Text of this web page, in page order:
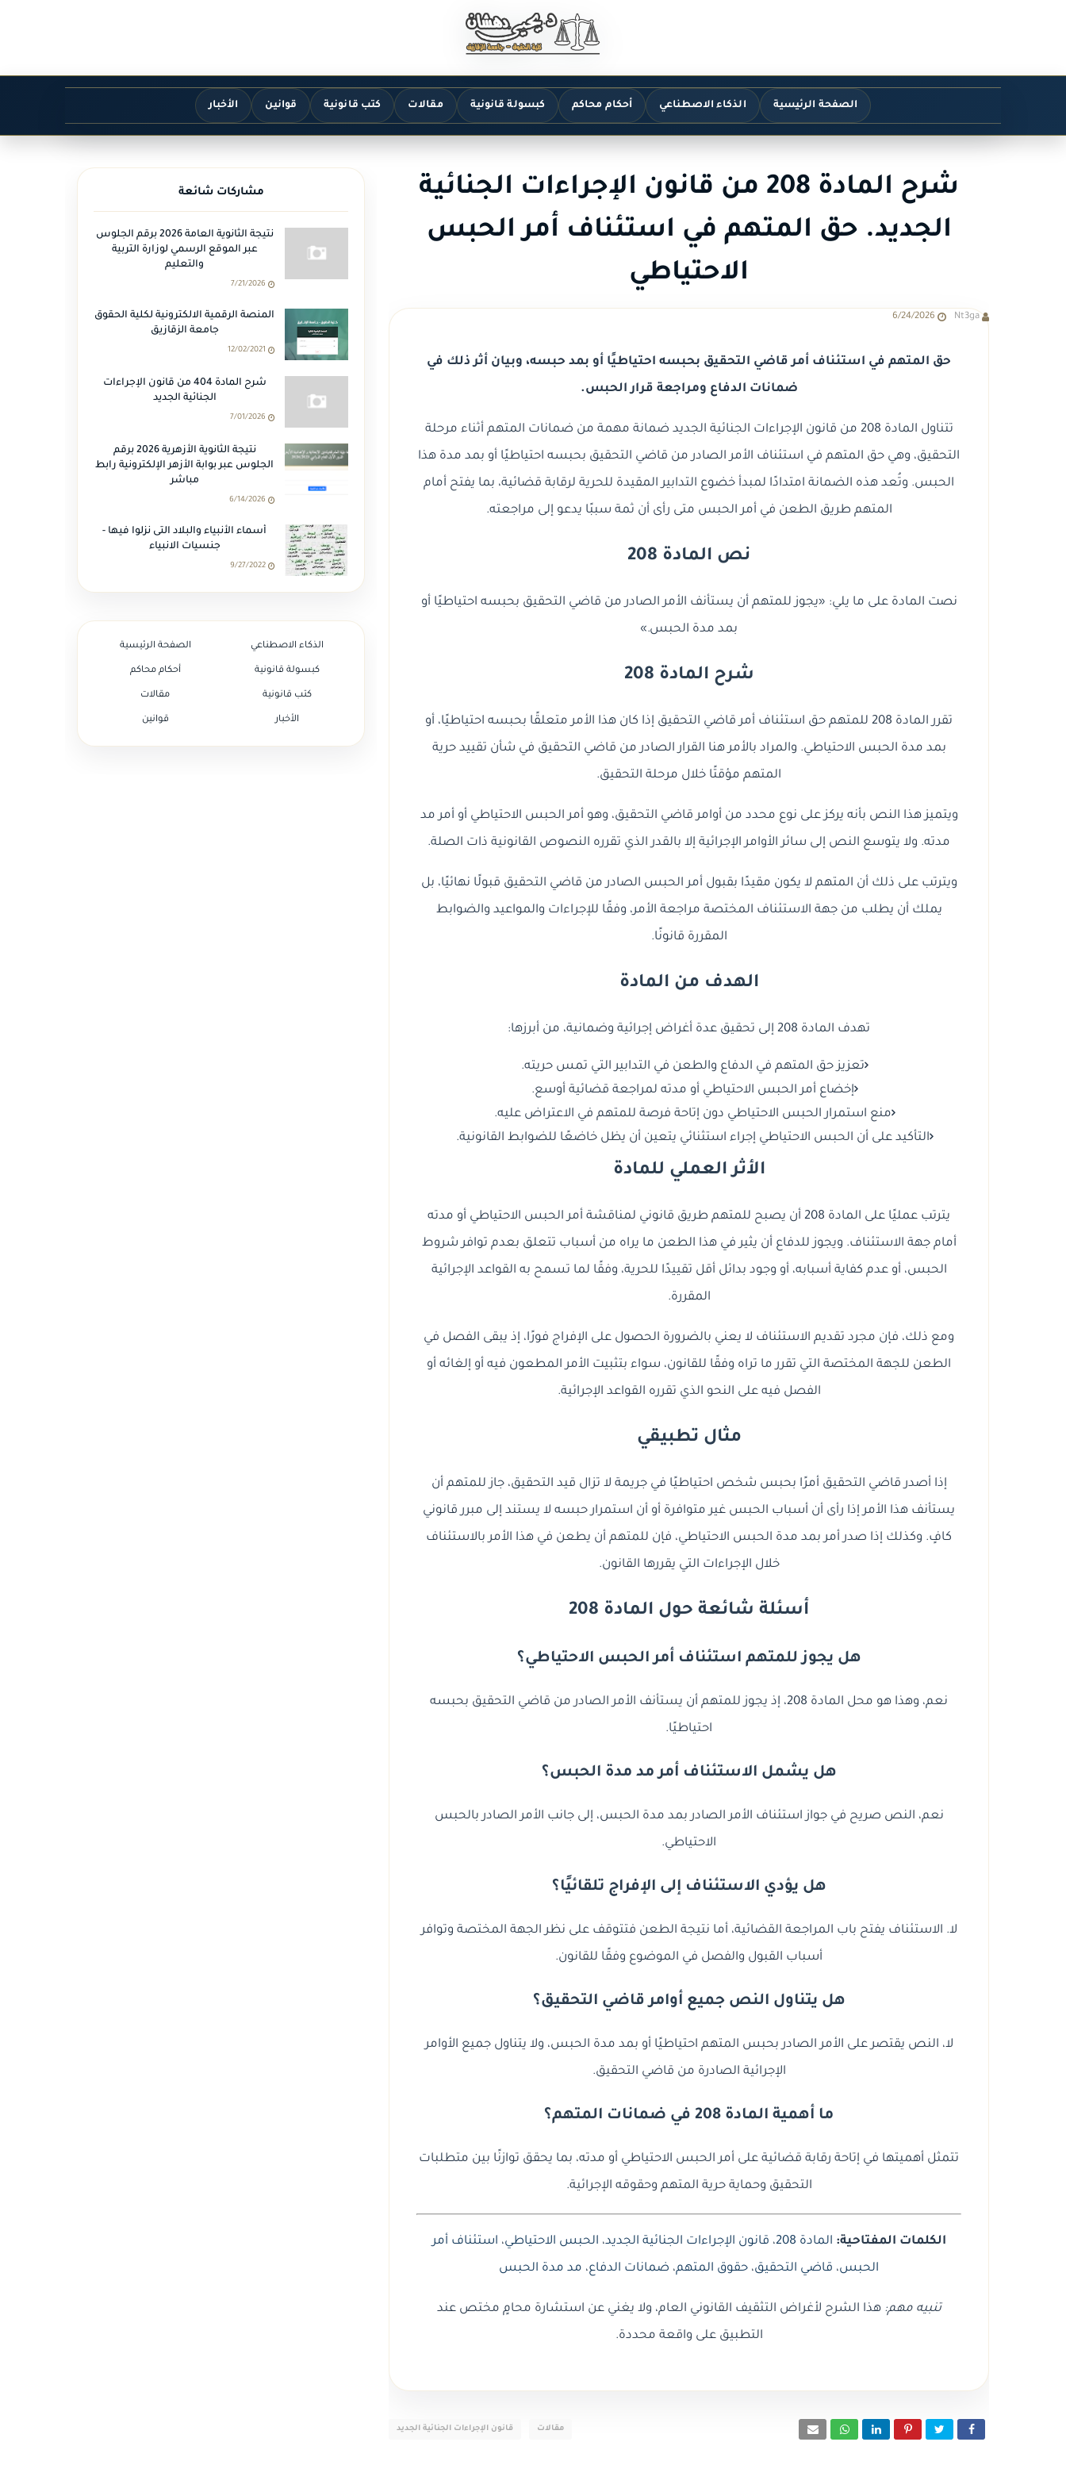
الصفحة الرئيسية الذكاء الاصطناعي أحكام محاكم كبسولة قانونية مقالات كتب قانونية قوانين الأخبار
شرح المادة 208 من قانون الإجراءات الجنائية
الجديد. حق المتهم في استئناف أمر الحبس
الاحتياطي
Nt3ga
6/24/2026
حق المتهم في استئناف أمر قاضي التحقيق بحبسه احتياطيًا أو بمد حبسه، وبيان أثر ذلك في
ضمانات الدفاع ومراجعة قرار الحبس.
تتناول المادة 208 من قانون الإجراءات الجنائية الجديد ضمانة مهمة من ضمانات المتهم أثناء مرحلة
التحقيق، وهي حق المتهم في استئناف الأمر الصادر من قاضي التحقيق بحبسه احتياطيًا أو بمد مدة هذا
الحبس. وتُعد هذه الضمانة امتدادًا لمبدأ خضوع التدابير المقيدة للحرية لرقابة قضائية، بما يفتح أمام
المتهم طريق الطعن في أمر الحبس متى رأى أن ثمة سببًا يدعو إلى مراجعته.
نص المادة 208
نصت المادة على ما يلي: «يجوز للمتهم أن يستأنف الأمر الصادر من قاضي التحقيق بحبسه احتياطيًا أو
بمد مدة الحبس.»
شرح المادة 208
تقرر المادة 208 للمتهم حق استئناف أمر قاضي التحقيق إذا كان هذا الأمر متعلقًا بحبسه احتياطيًا، أو
بمد مدة الحبس الاحتياطي. والمراد بالأمر هنا القرار الصادر من قاضي التحقيق في شأن تقييد حرية
المتهم مؤقتًا خلال مرحلة التحقيق.
ويتميز هذا النص بأنه يركز على نوع محدد من أوامر قاضي التحقيق، وهو أمر الحبس الاحتياطي أو أمر مد
مدته. ولا يتوسع النص إلى سائر الأوامر الإجرائية إلا بالقدر الذي تقرره النصوص القانونية ذات الصلة.
ويترتب على ذلك أن المتهم لا يكون مقيدًا بقبول أمر الحبس الصادر من قاضي التحقيق قبولًا نهائيًا، بل
يملك أن يطلب من جهة الاستئناف المختصة مراجعة الأمر، وفقًا للإجراءات والمواعيد والضوابط
المقررة قانونًا.
الهدف من المادة
تهدف المادة 208 إلى تحقيق عدة أغراض إجرائية وضمانية، من أبرزها:
تعزيز حق المتهم في الدفاع والطعن في التدابير التي تمس حريته.
إخضاع أمر الحبس الاحتياطي أو مدته لمراجعة قضائية أوسع.
منع استمرار الحبس الاحتياطي دون إتاحة فرصة للمتهم في الاعتراض عليه.
التأكيد على أن الحبس الاحتياطي إجراء استثنائي يتعين أن يظل خاضعًا للضوابط القانونية.
الأثر العملي للمادة
يترتب عمليًا على المادة 208 أن يصبح للمتهم طريق قانوني لمناقشة أمر الحبس الاحتياطي أو مدته
أمام جهة الاستئناف. ويجوز للدفاع أن يثير في هذا الطعن ما يراه من أسباب تتعلق بعدم توافر شروط
الحبس، أو عدم كفاية أسبابه، أو وجود بدائل أقل تقييدًا للحرية، وفقًا لما تسمح به القواعد الإجرائية
المقررة.
ومع ذلك، فإن مجرد تقديم الاستئناف لا يعني بالضرورة الحصول على الإفراج فورًا، إذ يبقى الفصل في
الطعن للجهة المختصة التي تقرر ما تراه وفقًا للقانون، سواء بتثبيت الأمر المطعون فيه أو إلغائه أو
الفصل فيه على النحو الذي تقرره القواعد الإجرائية.
مثال تطبيقي
إذا أصدر قاضي التحقيق أمرًا بحبس شخص احتياطيًا في جريمة لا تزال قيد التحقيق، جاز للمتهم أن
يستأنف هذا الأمر إذا رأى أن أسباب الحبس غير متوافرة أو أن استمرار حبسه لا يستند إلى مبرر قانوني
كافٍ. وكذلك إذا صدر أمر بمد مدة الحبس الاحتياطي، فإن للمتهم أن يطعن في هذا الأمر بالاستئناف
خلال الإجراءات التي يقررها القانون.
أسئلة شائعة حول المادة 208
هل يجوز للمتهم استئناف أمر الحبس الاحتياطي؟
نعم، وهذا هو محل المادة 208، إذ يجوز للمتهم أن يستأنف الأمر الصادر من قاضي التحقيق بحبسه
احتياطيًا.
هل يشمل الاستئناف أمر مد مدة الحبس؟
نعم، النص صريح في جواز استئناف الأمر الصادر بمد مدة الحبس، إلى جانب الأمر الصادر بالحبس
الاحتياطي.
هل يؤدي الاستئناف إلى الإفراج تلقائيًا؟
لا. الاستئناف يفتح باب المراجعة القضائية، أما نتيجة الطعن فتتوقف على نظر الجهة المختصة وتوافر
أسباب القبول والفصل في الموضوع وفقًا للقانون.
هل يتناول النص جميع أوامر قاضي التحقيق؟
لا، النص يقتصر على الأمر الصادر بحبس المتهم احتياطيًا أو بمد مدة الحبس، ولا يتناول جميع الأوامر
الإجرائية الصادرة من قاضي التحقيق.
ما أهمية المادة 208 في ضمانات المتهم؟
تتمثل أهميتها في إتاحة رقابة قضائية على أمر الحبس الاحتياطي أو مدته، بما يحقق توازنًا بين متطلبات
التحقيق وحماية حرية المتهم وحقوقه الإجرائية.
الكلمات المفتاحية: المادة 208 ، قانون الإجراءات الجنائية الجديد، الحبس الاحتياطي، استئناف أمر
الحبس، قاضي التحقيق، حقوق المتهم، ضمانات الدفاع، مد مدة الحبس
تنبيه مهم: هذا الشرح لأغراض التثقيف القانوني العام، ولا يغني عن استشارة محامٍ مختص عند
التطبيق على واقعة محددة.
قانون الإجراءات الجنائية الجديد مقالات
مشاركات شائعة
نتيجة الثانوية العامة 2026 برقم الجلوس
عبر الموقع الرسمي لوزارة التربية
والتعليم
7/21/2026
المنصة الرقمية الالكترونية لكلية الحقوق
جامعة الزقازيق
12/02/2021
شرح المادة 404 من قانون الإجراءات
الجنائية الجديد
7/01/2026
نتيجة الثانوية الأزهرية 2026 برقم
الجلوس عبر بوابة الأزهر الإلكترونية رابط
مباشر
6/14/2026
أسماء الأنبياء والبلاد التى نزلوا فيها -
جنسيات الانبياء
9/27/2022
الصفحة الرئيسية الذكاء الاصطناعي
أحكام محاكم كبسولة قانونية
مقالات كتب قانونية
قوانين الأخبار